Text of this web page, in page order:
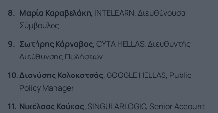
Μαρία Καραβελάκη, INTELEARN, Διευθύνουσα
Σύμβουλος
Σωτήρης Κάρναβος, CYTA HELLAS, Διευθυντής
Διεύθυνσης Πωλήσεων
Διονύσης Κολοκοτσάς, GOOGLE HELLAS, Public
Policy Manager
Νικόλαος Κούκος, SINGULARLOGIC, Senior Account